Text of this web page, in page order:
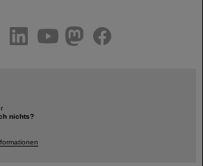
facebook
nichts?